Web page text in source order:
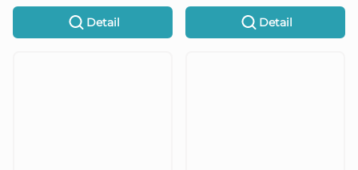
Detail Detail